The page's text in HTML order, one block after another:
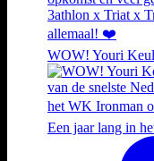
WOW! Youri
Een jaar lang in